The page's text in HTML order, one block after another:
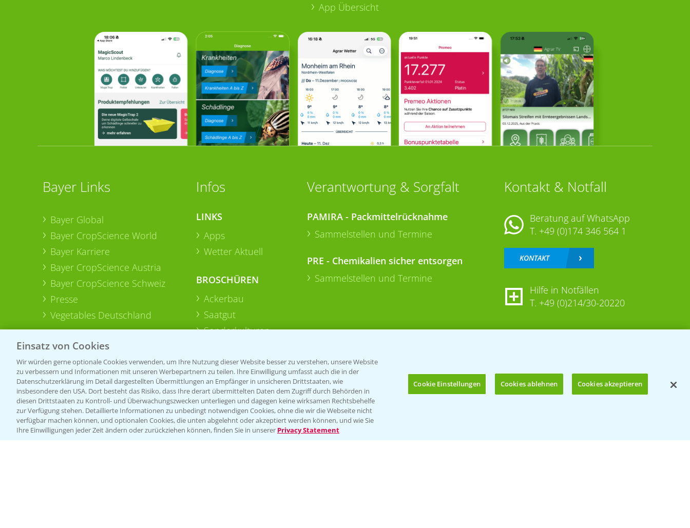
Bis zu 4 Produkte vergleichen:
App Übersicht
Bayer Links
Bayer Global
Bayer CropScience World
Bayer Karriere
Bayer CropScience Austria
Bayer CropScience Schweiz
Presse
Vegetables Deutschland
Infos
LINKS
Apps
Wetter Aktuell
BROSCHÜREN
Ackerbau
Saatgut
Sonderkulturen
Verantwortung & Sorgfalt
PAMIRA - Packmittelrücknahme
Sammelstellen und Termine
PRE - Chemikalien sicher entsorgen
Sammelstellen und Termine
Kontakt & Notfall
Beratung auf WhatsApp
T. +49 (0)174 346 564 1
KONTAKT
Hilfe in Notfällen
T. +49 (0)214/30-20220
Folgen Sie uns
Einsatz von Cookies
Wir würden gerne optionale Cookies verwenden, um Ihre Nutzung dieser Website besser zu verstehen, unsere Website
zu verbessern und Informationen mit unseren Werbepartnern zu teilen. Ihre Einwilligung umfasst auch die in der
Datenschutzerklärung im Detail dargestellten Übermittlungen an Empfänger in unsicheren Drittstaaten, wie
insbesondere den USA. Dort besteht das Risiko, dass Ihre derart übermittelten Daten dem Zugriff durch Behörden in
diesen Drittstaaten zu Kontroll- und Überwachungszwecken unterliegen und dagegen keine wirksamen Rechtsbehelfe
zur Verfügung stehen. Detaillierte Informationen zu unbedingt notwendigen Cookies, ohne die wir die Webseite nicht
verfügbar machen können, und optionalen Cookies, die unten abgelehnt oder akzeptiert werden können, und wie Sie
Ihre Einwilligungen jeder Zeit ändern oder zurückziehen können, finden Sie in unserer Privacy Statement
Cookie Einstellungen Cookies ablehnen Cookies akzeptieren